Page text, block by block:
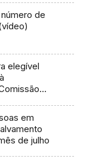
de
elegível
em
de julho